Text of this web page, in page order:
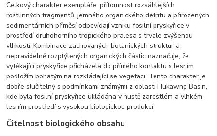
Celkový charakter exempláře, přítomnost rozsáhlejších
rostlinných fragmentů, jemného organického detritu a přirozených
sedimentárních příměsí odpovídají vzniku fosilní pryskyřice v
prostředí druhohorního tropického pralesa s trvale zvýšenou
vlhkostí. Kombinace zachovaných botanických struktur a
nepravidelně rozptýlených organických částic naznačuje, že
vytékající pryskyřice přicházela do přímého kontaktu s lesním
podložím bohatým na rozkládající se vegetaci. Tento charakter je
dobře slučitelný s podmínkami známými z oblasti Hukawng Basin,
kde byla fosilní pryskyřice ukládána v hustě zarostlém a vlhkém
lesním prostředí s vysokou biologickou produkcí.
Čitelnost biologického obsahu